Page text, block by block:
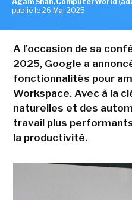
publié le 26 Mai 2025
A l'occasion de sa
2025, Google a
fonctionnalités pour
Workspace. Avec à la
naturelles et des
travail plus
la productivité.